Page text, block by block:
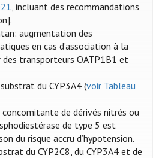
, incluant des recommandations
augmentation des
en cas d’association à la
des transporteurs OATP1B1 et
du CYP3A4 (voir Tableau
de dérivés nitrés ou
de type 5 est
du risque accru d’hypotension.
du CYP2C8, du CYP3A4 et de